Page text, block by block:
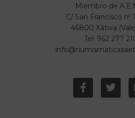
Miembro de
C/ San Francisco nº
46800 Xàtiva
Tel: 962 277